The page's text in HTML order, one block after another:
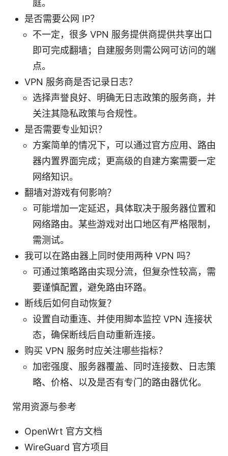
庭。
是否需要公网 IP？
不一定，很多 VPN 服务提供商提供共享出口
即可完成翻墙；自建服务则需公网可访问的端
点。
VPN 服务商是否记录日志？
选择声誉良好、明确无日志政策的服务商，并
关注其隐私政策与合规性。
是否需要专业知识？
方案简单的情况下，可以通过官方应用、路由
器内置界面完成；更高级的自建方案需要一定
网络知识。
翻墙对游戏有何影响？
可能增加一定延迟，具体取决于服务器位置和
网络路由。某些游戏对出口地区有严格限制，
需测试。
我可以在路由器上同时使用两种 VPN 吗？
可通过策略路由实现分流，但复杂性较高，需
要谨慎配置，避免路由环路。
断线后如何自动恢复？
设置自动重连、并使用脚本监控 VPN 连接状
态，确保断线后自动重新连接。
购买 VPN 服务时应关注哪些指标？
加密强度、服务器覆盖、同时连接数、日志策
略、价格、以及是否有专门的路由器优化。
常用资源与参考
OpenWrt 官方文档
WireGuard 官方项目